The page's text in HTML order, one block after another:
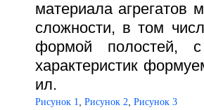
материала агрегатов
сложности, в том
формой полостей,
характеристик
ил.
Рисунок 1 Рисунок 2 Рисунок 3